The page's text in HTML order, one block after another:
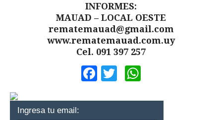
INFORMES:
MAUAD – LOCAL OESTE
rematemauad@gmail.com
www.rematemauad.com.uy
Cel. 091 397 257
Facebook
Twitter
Ingresa tu email: